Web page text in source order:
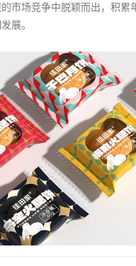
市场竞争中脱颖而出，积累
展。